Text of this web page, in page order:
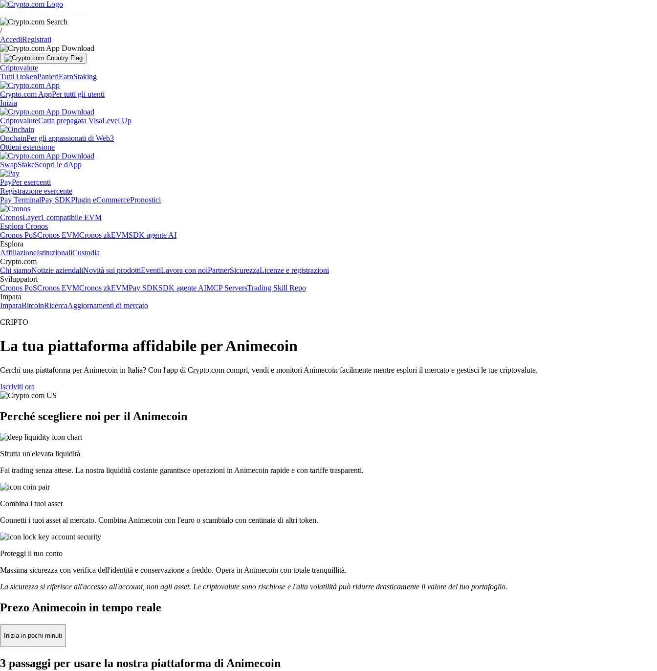
/
AccediRegistrati
Criptovalute
Tutti i tokenPanieriEarnStaking
Crypto.com AppPer tutti gli utenti
Inizia
CriptovaluteCarta prepagata VisaLevel Up
OnchainPer gli appassionati di Web3
Ottieni estensione
SwapStakeScopri le dApp
PayPer esercenti
Registrazione esercente
Pay TerminalPay SDKPlugin eCommercePronostici
CronosLayer1 compatibile EVM
Esplora Cronos
Cronos PoSCronos EVMCronos zkEVMSDK agente AI
Esplora
AffiliazioneIstituzionaliCustodia
Crypto.com
Chi siamoNotizie aziendaliNovità sui prodottiEventiLavora con noiPartnerSicurezzaLicenze e registrazioni
Sviluppatori
Cronos PoSCronos EVMCronos zkEVMPay SDKSDK agente AIMCP ServersTrading Skill Repo
Impara
ImparaBitcoinRicercaAggiornamenti di mercato
CRIPTO
La tua piattaforma affidabile per Animecoin
Cerchi una piattaforma per Animecoin in Italia? Con l'app di Crypto.com compri, vendi e monitori Animecoin facilmente mentre esplori il mercato e gestisci le tue criptovalute.
Iscriviti ora
Perché scegliere noi per il Animecoin
Sfrutta un'elevata liquidità
Fai trading senza attese. La nostra liquidità costante garantisce operazioni in Animecoin rapide e con tariffe trasparenti.
Combina i tuoi asset
Connetti i tuoi asset al mercato. Combina Animecoin con l'euro o scambialo con centinaia di altri token.
Proteggi il tuo conto
Massima sicurezza con verifica dell'identità e conservazione a freddo. Opera in Animecoin con totale tranquillità.
La sicurezza si riferisce all'accesso all'account, non agli asset. Le criptovalute sono rischiose e l'alta volatilità può ridurre drasticamente il valore del tuo portafoglio.
Prezo Animecoin in tempo reale
Inizia in pochi minuti
3 passaggi per usare la nostra piattaforma di Animecoin